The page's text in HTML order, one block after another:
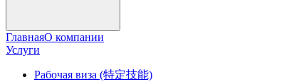
ГлавнаяО компании
Услуги
Рабочая виза (特定技能)